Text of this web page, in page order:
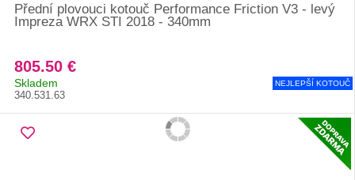
Přední plovouci kotouč Performance Friction V3 - levý
Impreza WRX STI 2018 - 340mm
805.50 €
Skladem
340.531.63
NEJLEPŠÍ KOTOUČ